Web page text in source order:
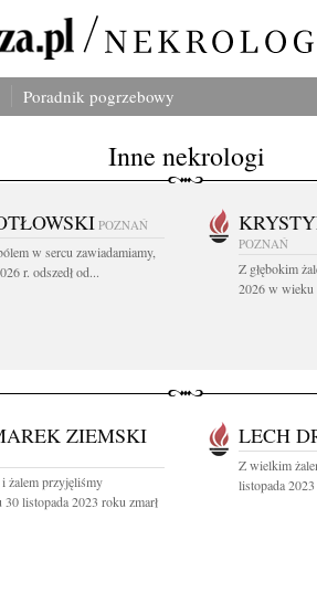
Poradnik pogrzebowy
Inne nekrologi
POZNAŃ
w sercu zawiadamiamy,
r. odszedł od...
POZNAŃ
Z głębokim
2026 w wieku
ZIEMSKI
żalem przyjęliśmy
listopada 2023 roku zmarł
LECH
Z wielkim
listopada